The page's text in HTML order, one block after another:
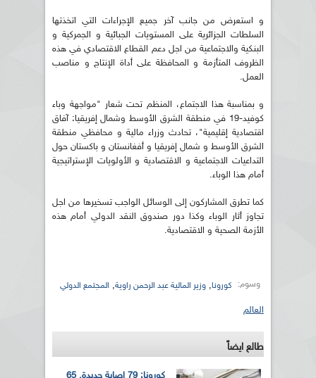
و استعرض من جانب آخر جميع الإجراءات التي اتخذتها
السلطات الجزائرية على المستويات الجبائية و الجمركية و
البنكية والاجتماعية من اجل دعم القطاع الاقتصادي في هذه
الظروف المتأزمة و المحافظة على أداة الإنتاج و مناصب
العمل.
و بمناسبة هذا الاجتماع، المنظم تحت شعار "مواجهة وباء
كوفيد-19 في منطقة الشرق الأوسط وشمال إفريقيا: آفاق
اقتصادية إقليمية"، تحادث وزراء مالية و محافظي منطقة
الشرق الأوسط و شمال إفريقيا و أفغانستان و باكستان حول
التداعيات الاجتماعية و الاقتصادية و الأولويات الإستراتيجية
أمام هذا الوباء.
كما تطرق المشاركون إلى الوسائل الواجب تسخيرها من اجل
تجاوز أثار الوباء وكذا دور صندوق النقد الدولي أمام هذه
الأزمة الصحية و الاقتصادية.
وسوم: كورونا, وزير المالية عبد الرحمن راوية, المجتمع الدولي
العالم
طالع ايضاً
كورونا: 79 إصابة جديدة, 65